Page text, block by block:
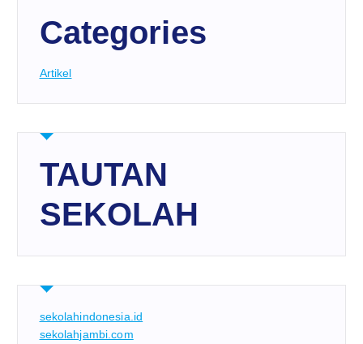
Categories
Artikel
TAUTAN
SEKOLAH
sekolahindonesia.id
sekolahjambi.com